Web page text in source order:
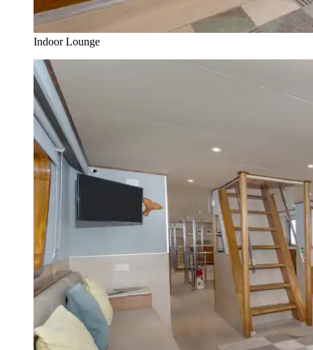
Indoor Lounge